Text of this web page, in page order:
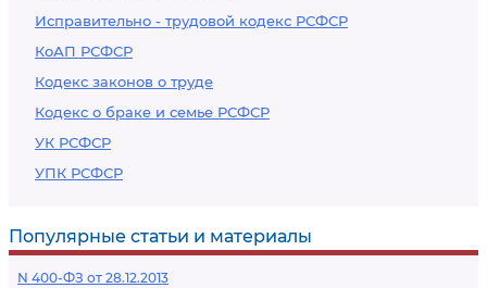
Исправительно - трудовой кодекс РСФСР
КоАП РСФСР
Кодекс законов о труде
Кодекс о браке и семье РСФСР
УК РСФСР
УПК РСФСР
Популярные статьи и материалы
N 400-ФЗ от 28.12.2013